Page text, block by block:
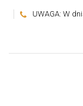
UWAGA: W